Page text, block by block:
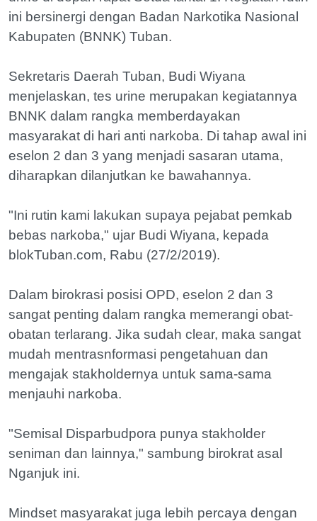
ini bersinergi dengan Badan Narkotika Nasional
Kabupaten (BNNK) Tuban.
Sekretaris Daerah Tuban, Budi Wiyana
menjelaskan, tes urine merupakan kegiatannya
BNNK dalam rangka memberdayakan
masyarakat di hari anti narkoba. Di tahap awal ini
eselon 2 dan 3 yang menjadi sasaran utama,
diharapkan dilanjutkan ke bawahannya.
"Ini rutin kami lakukan supaya pejabat pemkab
bebas narkoba," ujar Budi Wiyana, kepada
blokTuban.com, Rabu (27/2/2019).
Dalam birokrasi posisi OPD, eselon 2 dan 3
sangat penting dalam rangka memerangi obat-
obatan terlarang. Jika sudah clear, maka sangat
mudah mentrasnformasi pengetahuan dan
mengajak stakholdernya untuk sama-sama
menjauhi narkoba.
"Semisal Disparbudpora punya stakholder
seniman dan lainnya," sambung birokrat asal
Nganjuk ini.
Mindset masyarakat juga lebih percaya dengan